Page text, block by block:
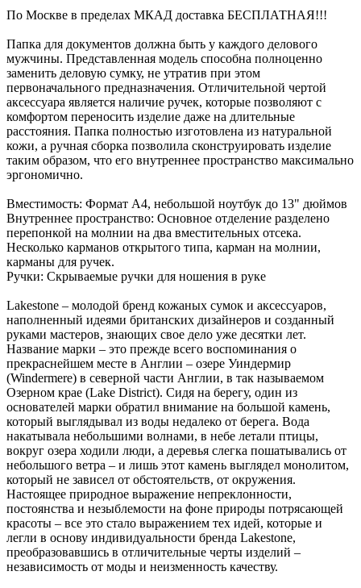
По Москве в пределах МКАД доставка БЕСПЛАТНАЯ!!!
Папка для документов должна быть у каждого делового
мужчины. Представленная модель способна полноценно
заменить деловую сумку, не утратив при этом
первоначального предназначения. Отличительной чертой
аксессуара является наличие ручек, которые позволяют с
комфортом переносить изделие даже на длительные
расстояния. Папка полностью изготовлена из натуральной
кожи, а ручная сборка позволила сконструировать изделие
таким образом, что его внутреннее пространство максимально
эргономично.
Вместимость: Формат А4, небольшой ноутбук до 13" дюймов
Внутреннее пространство: Основное отделение разделено
перепонкой на молнии на два вместительных отсека.
Несколько карманов открытого типа, карман на молнии,
карманы для ручек.
Ручки: Скрываемые ручки для ношения в руке
Lakestone – молодой бренд кожаных сумок и аксессуаров,
наполненный идеями британских дизайнеров и созданный
руками мастеров, знающих свое дело уже десятки лет.
Название марки – это прежде всего воспоминания о
прекраснейшем месте в Англии – озере Уиндермир
(Windermere) в северной части Англии, в так называемом
Озерном крае (Lake District). Сидя на берегу, один из
основателей марки обратил внимание на большой камень,
который выглядывал из воды недалеко от берега. Вода
накатывала небольшими волнами, в небе летали птицы,
вокруг озера ходили люди, а деревья слегка пошатывались от
небольшого ветра – и лишь этот камень выглядел монолитом,
который не зависел от обстоятельств, от окружения.
Настоящее природное выражение непреклонности,
постоянства и незыблемости на фоне природы потрясающей
красоты – все это стало выражением тех идей, которые и
легли в основу индивидуальности бренда Lakestone,
преобразовавшись в отличительные черты изделий –
независимость от моды и неизменность качеству.